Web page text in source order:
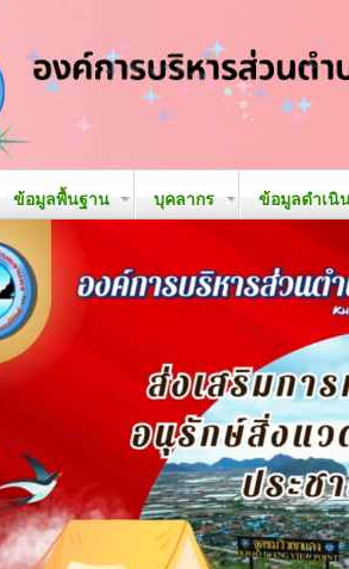
ข้อมูลพื้นฐาน บุคลากร ข้อมูลดำเนิ